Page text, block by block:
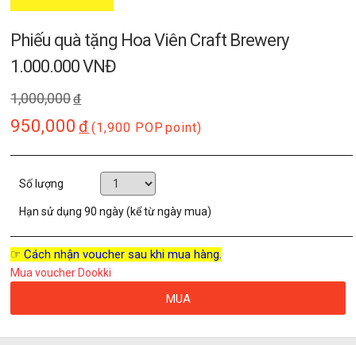
Phiếu quà tặng Hoa Viên Craft Brewery
1.000.000 VNĐ
1,000,000đ
950,000 đ (1,900 POP point)
Số lượng
Hạn sử dụng90 ngày (kể từ ngày mua)
☞ Cách nhận voucher sau khi mua hàng.
Mua voucher Dookki
MUA